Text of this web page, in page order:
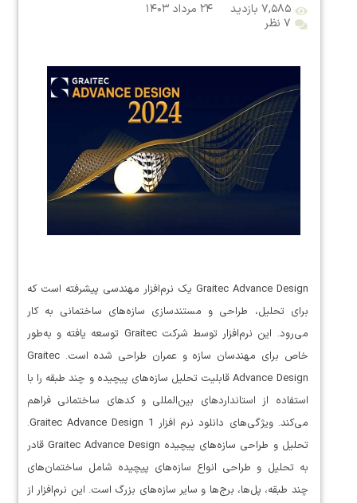
۷,۵۸۵ بازدید
۲۴ مرداد ۱۴۰۳
۷ نظر
Graitec Advance Design یک نرم‌افزار مهندسی پیشرفته است که
برای تحلیل، طراحی و مستندسازی سازه‌های ساختمانی به کار
می‌رود. این نرم‌افزار توسط شرکت Graitec توسعه یافته و به‌طور
خاص برای مهندسان سازه و عمران طراحی شده است. Graitec
Advance Design قابلیت تحلیل سازه‌های پیچیده و چند طبقه را با
استفاده از استانداردهای بین‌المللی و کدهای ساختمانی فراهم
می‌کند. ویژگی‌های دانلود نرم افزار Graitec Advance Design 1.
تحلیل و طراحی سازه‌های پیچیده Graitec Advance Design قادر
به تحلیل و طراحی انواع سازه‌های پیچیده شامل ساختمان‌های
چند طبقه، پل‌ها، برج‌ها و سایر سازه‌های بزرگ است. این نرم‌افزار از